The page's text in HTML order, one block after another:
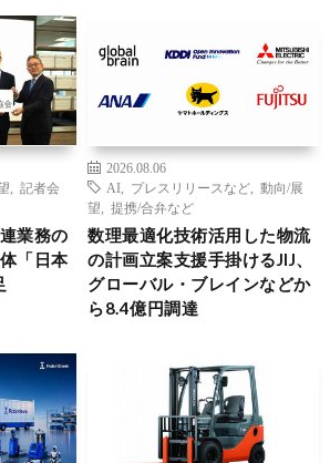
記者会
業務の
「日本
2026.08.06
AI
プレスリリースなど
動向/展
望
提携/合弁など
数理最適化技術活用した物流
の計画立案支援手掛けるJIJ、
グローバル・ブレインなどか
ら8.4億円調達